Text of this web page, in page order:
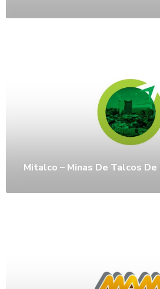
Mitalco – Minas De Talcos